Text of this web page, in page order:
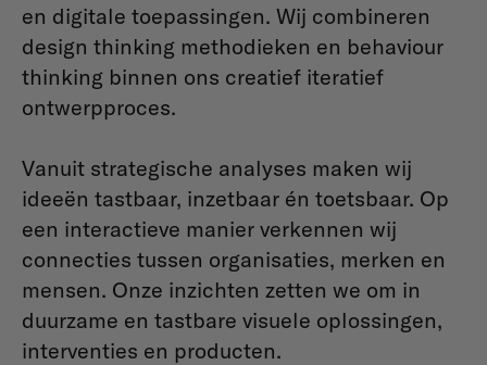
en digitale toepassingen. Wij combineren
design thinking methodieken en behaviour
thinking binnen ons creatief iteratief
ontwerpproces.
Vanuit strategische analyses maken wij
ideeën tastbaar, inzetbaar én toetsbaar. Op
een interactieve manier verkennen wij
connecties tussen organisaties, merken en
mensen. Onze inzichten zetten we om in
duurzame en tastbare visuele oplossingen,
interventies en producten.